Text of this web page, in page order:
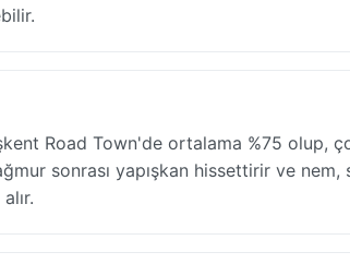
Road Town'de ortalama %75 olup,
sonrası yapışkan hissettirir ve nem,